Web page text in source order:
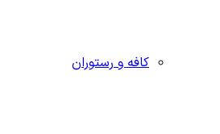
کافه و رستوران